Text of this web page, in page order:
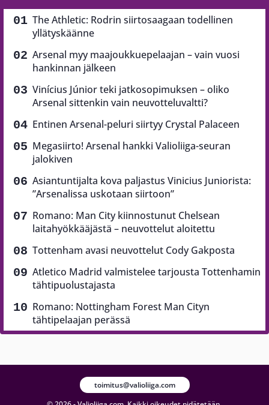
The Athletic: Rodrin siirtosaagaan todellinen
yllätyskäänne
Arsenal myy maajoukkuepelaajan – vain vuosi
hankinnan jälkeen
Vinícius Júnior teki jatkosopimuksen – oliko
Arsenal sittenkin vain neuvotteluvaltti?
Entinen Arsenal-peluri siirtyy Crystal Palaceen
Megasiirto! Arsenal hankki Valioliiga-seuran
jalokiven
Asiantuntijalta kova paljastus Vinicius Juniorista:
”Arsenalissa uskotaan siirtoon”
Romano: Man City kiinnostunut Chelsean
laitahyökkääjästä – neuvottelut aloitettu
Tottenham avasi neuvottelut Cody Gakposta
Atletico Madrid valmistelee tarjousta Tottenhamin
tähtipuolustajasta
Romano: Nottingham Forest Man Cityn
tähtipelaajan perässä
toimitus@valioliiga.com